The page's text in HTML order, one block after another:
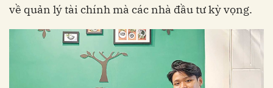
về quản lý tài chính mà các nhà đầu tư kỳ vọng.